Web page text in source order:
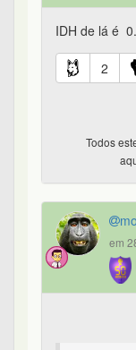
IDH de lá é
2
Todos
em